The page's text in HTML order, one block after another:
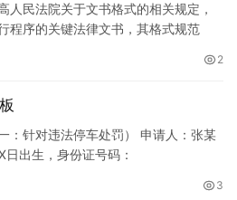
人民法院关于文书格式的相关规定，
程序的关键法律文书，其格式规范
2
：针对违法停车处罚） 申请人：张某
出生，身份证号码：
3